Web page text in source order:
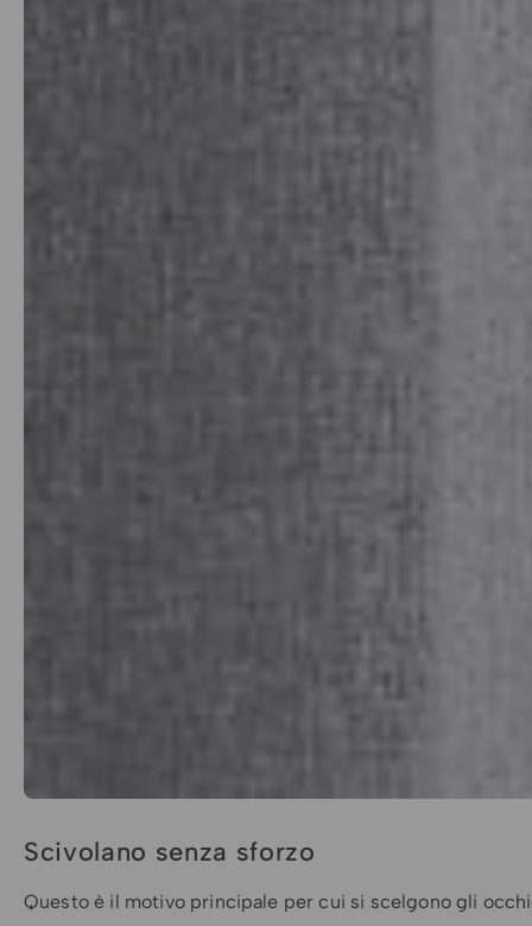
Scivolano senza sforzo
Questo è il motivo principale per cui si scelgono gli